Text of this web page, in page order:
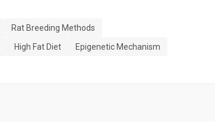
Rat Breeding Methods
High Fat Diet
Epigenetic Mechanism